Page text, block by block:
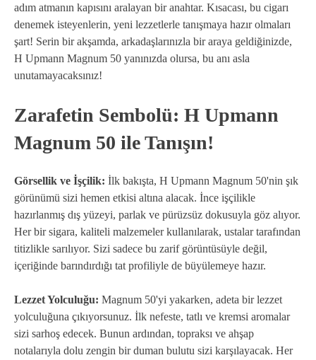
adım atmanın kapısını aralayan bir anahtar. Kısacası, bu cigarı
denemek isteyenlerin, yeni lezzetlerle tanışmaya hazır olmaları
şart! Serin bir akşamda, arkadaşlarınızla bir araya geldiğinizde,
H Upmann Magnum 50 yanınızda olursa, bu anı asla
unutamayacaksınız!
Zarafetin Sembolü: H Upmann
Magnum 50 ile Tanışın!
Görsellik ve İşçilik: İlk bakışta, H Upmann Magnum 50'nin şık
görünümü sizi hemen etkisi altına alacak. İnce işçilikle
hazırlanmış dış yüzeyi, parlak ve pürüzsüz dokusuyla göz alıyor.
Her bir sigara, kaliteli malzemeler kullanılarak, ustalar tarafından
titizlikle sarılıyor. Sizi sadece bu zarif görüntüsüyle değil,
içeriğinde barındırdığı tat profiliyle de büyülemeye hazır.
Lezzet Yolculuğu: Magnum 50'yi yakarken, adeta bir lezzet
yolculuğuna çıkıyorsunuz. İlk nefeste, tatlı ve kremsi aromalar
sizi sarhoş edecek. Bunun ardından, topraksı ve ahşap
notalarıyla dolu zengin bir duman bulutu sizi karşılayacak. Her